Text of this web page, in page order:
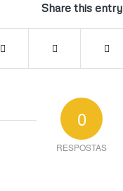
Share this entry
0
RESPOSTAS